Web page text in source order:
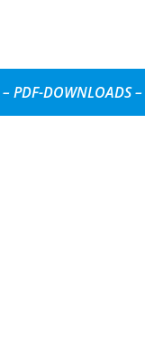
– PDF-DOWNLOADS –